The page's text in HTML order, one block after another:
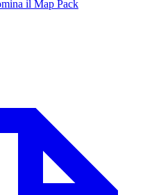
il Map Pack